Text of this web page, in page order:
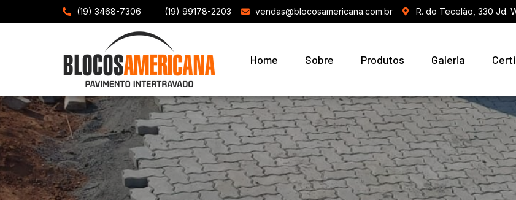
(19) 3468-7306 (19) 99178-2203 vendas@blocosamericana.com.br R. do Tecelão, 330 Jd.
Home Sobre Produtos Galeria